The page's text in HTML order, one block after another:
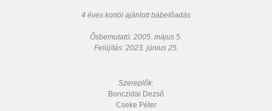
4 éves kortól ajánlott bábelőadás
Ősbemutató: 2005. május 5.
Felújítás: 2023. június 25.
Szereplők:
Bonczidai Dezső
Cseke Péter